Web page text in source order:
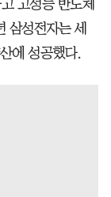
고성능 반도체
삼성전자는 세
에 성공했다.